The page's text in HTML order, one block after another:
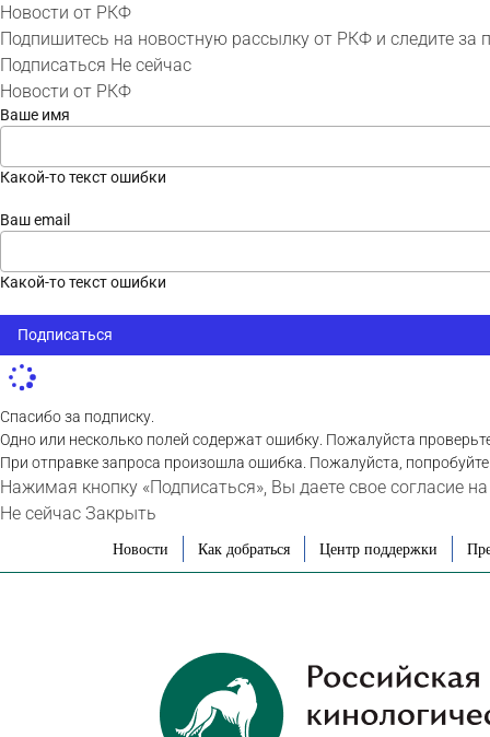
Новости от РКФ
Подпишитесь на новостную рассылку от РКФ и следите
Подписаться Не сейчас
Новости от РКФ
Ваше имя
Какой-то текст ошибки
Ваш email
Какой-то текст ошибки
Подписаться
Спасибо за подписку.
Одно или несколько полей содержат ошибку. Пожалуйста
При отправке запроса произошла ошибка. Пожалуйста,
Нажимая кнопку «Подписаться», Вы даете свое согласие
Не сейчас Закрыть
Новости Как добраться Центр поддержки